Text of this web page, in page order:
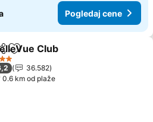
Pogledaj cene
Dodati u favorite
Club
36.582
0.6 km od plaže